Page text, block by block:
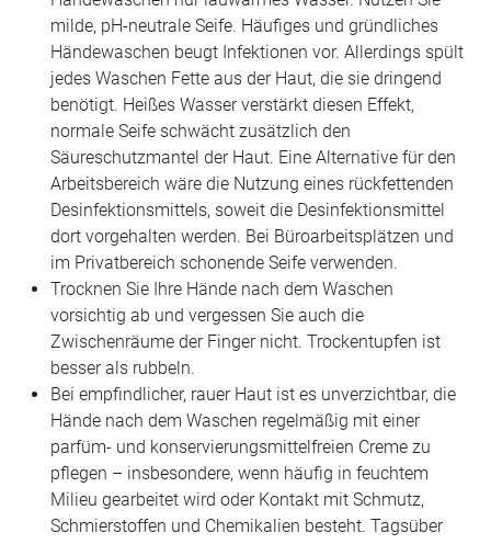
milde, pH-neutrale Seife. Häufiges und gründliches
Händewaschen beugt Infektionen vor. Allerdings spült
jedes Waschen Fette aus der Haut, die sie dringend
benötigt. Heißes Wasser verstärkt diesen Effekt,
normale Seife schwächt zusätzlich den
Säureschutzmantel der Haut. Eine Alternative für den
Arbeitsbereich wäre die Nutzung eines rückfettenden
Desinfektionsmittels, soweit die Desinfektionsmittel
dort vorgehalten werden. Bei Büroarbeitsplätzen und
im Privatbereich schonende Seife verwenden.
Trocknen Sie Ihre Hände nach dem Waschen
vorsichtig ab und vergessen Sie auch die
Zwischenräume der Finger nicht. Trockentupfen ist
besser als rubbeln.
Bei empfindlicher, rauer Haut ist es unverzichtbar, die
Hände nach dem Waschen regelmäßig mit einer
parfüm- und konservierungsmittelfreien Creme zu
pflegen – insbesondere, wenn häufig in feuchtem
Milieu gearbeitet wird oder Kontakt mit Schmutz,
Schmierstoffen und Chemikalien besteht. Tagsüber